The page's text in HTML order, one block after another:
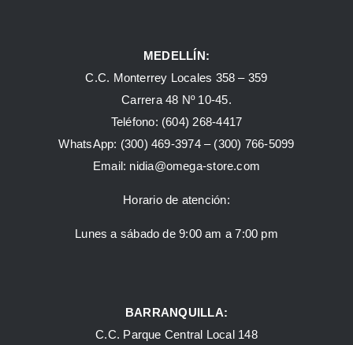
MEDELLÍN:
C.C. Monterrey Locales 358 – 359
Carrera 48 Nº 10-45.
Teléfono: (604) 268-4417
WhatsApp: (300) 469-3974 – (300) 766-5099
Email: nidia@omega-store.com
Horario de atención:
Lunes a sábado de 9:00 am a 7:00 pm
BARRANQUILLA:
C.C. Parque Central Local 148